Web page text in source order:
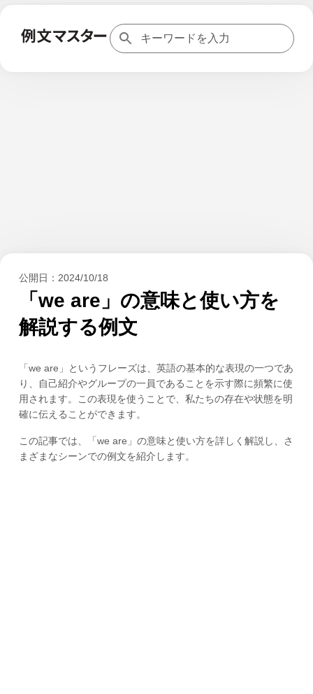
公開日： 2024/10/18
「we are」の意味と使い方を
解説する例文
「we are」というフレーズは、英語の基本的な表現の一つであ
り、自己紹介やグループの一員であることを示す際に頻繁に使
用されます。この表現を使うことで、私たちの存在や状態を明
確に伝えることができます。
この記事では、「we are」の意味と使い方を詳しく解説し、さ
まざまなシーンでの例文を紹介します。